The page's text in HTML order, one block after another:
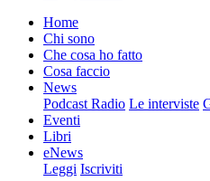
Home
Chi sono
Che cosa ho fatto
Cosa faccio
News
Podcast Radio Le interviste
Eventi
Libri
eNews
Leggi Iscriviti